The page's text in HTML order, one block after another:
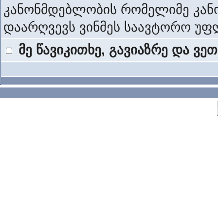
კანონმდებლობის რომელიმე
დაარღვევს ვინმეს საავტორო
მე წავიკითხე, გავიაზრე და